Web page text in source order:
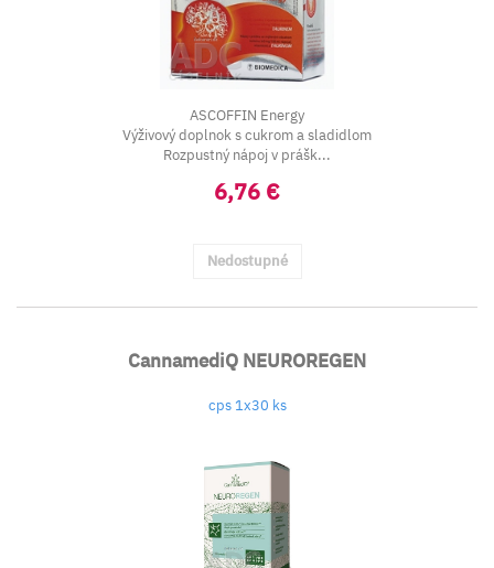
ASCOFFIN Energy
Výživový doplnok s cukrom a sladidlom
Rozpustný nápoj v prášk...
6,76 €
Nedostupné
CannamediQ NEUROREGEN
cps 1x30 ks